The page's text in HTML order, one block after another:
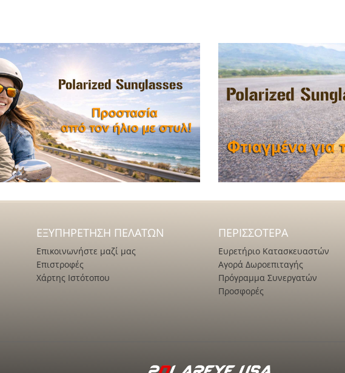
ΕΞΥΠΗΡΈΤΗΣΗ ΠΕΛΑΤΏΝ
Επικοινωνήστε μαζί μας
Επιστροφές
Χάρτης Ιστότοπου
ΠΕΡΙΣΣΌΤΕΡΑ
Ευρετήριο Κατασκευαστών
Αγορά Δωροεπιταγής
Πρόγραμμα Συνεργατών
Προσφορές